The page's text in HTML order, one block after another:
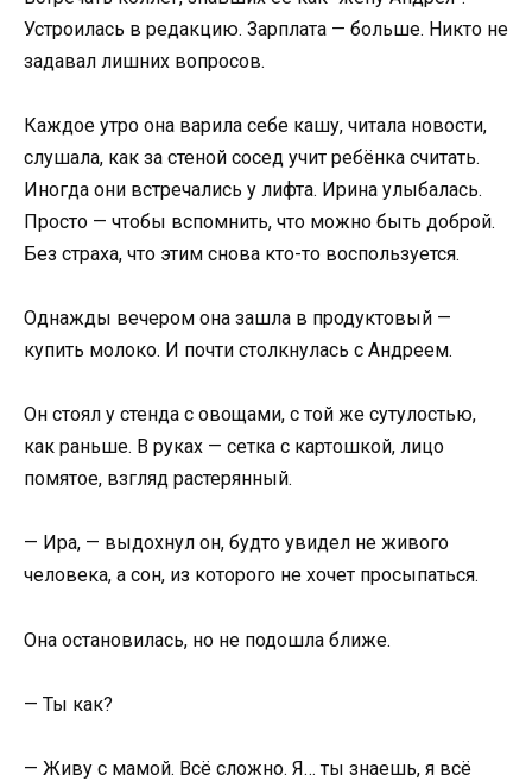
Устроилась в редакцию. Зарплата — больше. Никто не
задавал лишних вопросов.
Каждое утро она варила себе кашу, читала новости,
слушала, как за стеной сосед учит ребёнка считать.
Иногда они встречались у лифта. Ирина улыбалась.
Просто — чтобы вспомнить, что можно быть доброй.
Без страха, что этим снова кто-то воспользуется.
Однажды вечером она зашла в продуктовый —
купить молоко. И почти столкнулась с Андреем.
Он стоял у стенда с овощами, с той же сутулостью,
как раньше. В руках — сетка с картошкой, лицо
помятое, взгляд растерянный.
— Ира, — выдохнул он, будто увидел не живого
человека, а сон, из которого не хочет просыпаться.
Она остановилась, но не подошла ближе.
— Ты как?
— Живу с мамой. Всё сложно. Я… ты знаешь, я всё